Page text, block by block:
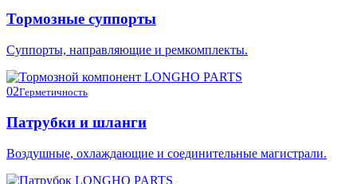
Тормозные суппорты
Суппорты, направляющие и ремкомплекты.
02Герметичность
Патрубки и шланги
Воздушные, охлаждающие и соединительные магистрали.